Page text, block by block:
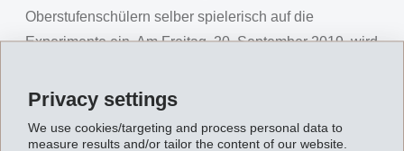
Privacy settings
We use cookies/targeting and process personal data to
measure results and/or tailor the content of our website.
Oberstufenschülern selber spielerisch auf die
Experimente ein. Am Freitag, 20. September 2019, wird
Schulklassen besucht. Am Samstag, 21. September
Auf der Internetseite www.emsorama.ch sind unter der